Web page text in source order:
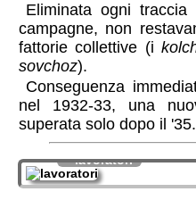
Eliminata ogni
campagne, non
fattorie collettive (i
sovchoz).
Conseguenza
nel 1932-33, una
superata solo dopo il '35.
lavoratori